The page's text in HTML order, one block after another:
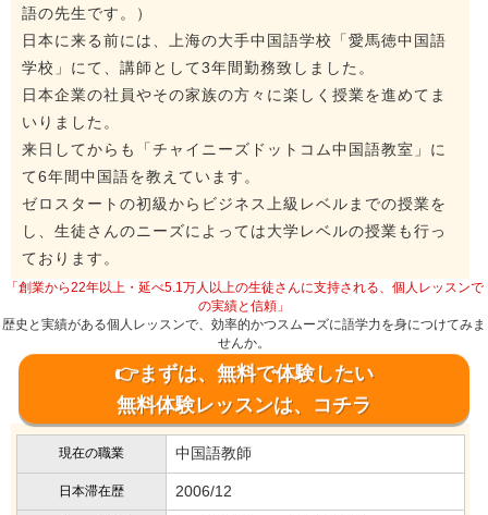
語の先生です。）
日本に来る前には、上海の大手中国語学校「愛馬徳中国語
学校」にて、講師として3年間勤務致しました。
日本企業の社員やその家族の方々に楽しく授業を進めてま
いりました。
来日してからも「チャイニーズドットコム中国語教室」に
て6年間中国語を教えています。
ゼロスタートの初級からビジネス上級レベルまでの授業を
し、生徒さんのニーズによっては大学レベルの授業も行っ
ております。
「創業から22年以上・延べ5.1万人以上の生徒さんに支持される、個人レッスンで
の実績と信頼」
歴史と実績がある個人レッスンで、効率的かつスムーズに語学力を身につけてみま
せんか。
👉まずは、無料で体験したい
無料体験レッスンは、コチラ
現在の職業 中国語教師
日本滞在歴 2006/12